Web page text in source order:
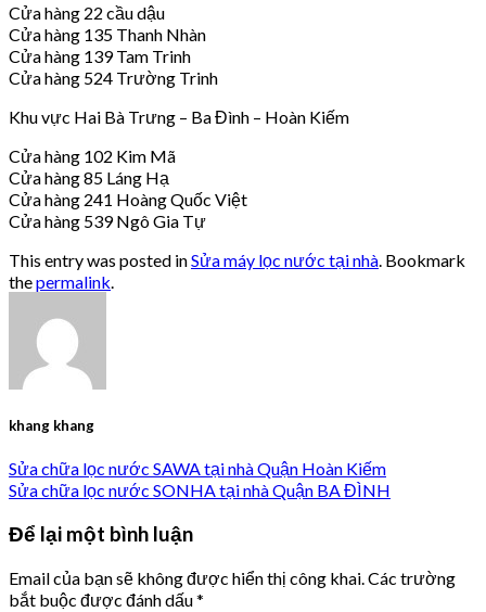
Cửa hàng 22 cầu dậu
Cửa hàng 135 Thanh Nhàn
Cửa hàng 139 Tam Trinh
Cửa hàng 524 Trường Trinh
Khu vực Hai Bà Trưng – Ba Đình – Hoàn Kiếm
Cửa hàng 102 Kim Mã
Cửa hàng 85 Láng Hạ
Cửa hàng 241 Hoàng Quốc Việt
Cửa hàng 539 Ngô Gia Tự
This entry was posted inSửa máy lọc nước tại nhà . Bookmark
thepermalink
khang khang
Sửa chữa lọc nước SAWA tại nhà Quận Hoàn Kiếm
Sửa chữa lọc nước SONHA tại nhà Quận BA ĐÌNH
Để lại một bình luận
Email của bạn sẽ không được hiển thị công khai. Các trường
bắt buộc được đánh dấu*